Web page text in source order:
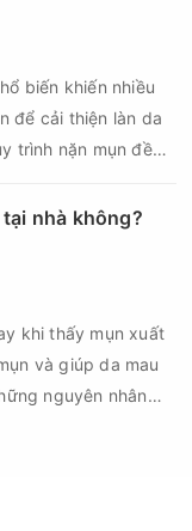
biến khiến nhiều
để cải thiện làn da
trình nặn mụn đều
thời điểm, làn da
sau mụn và thậm
gì và một quy trình
nào?
nhà không?
khi thấy mụn xuất
và giúp da mau
nguyên nhân